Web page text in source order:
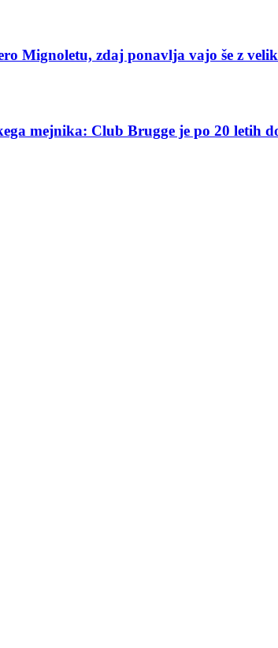
Mignoletu, zdaj ponavlja vajo še z
mejnika: Club Brugge je po 20 letih